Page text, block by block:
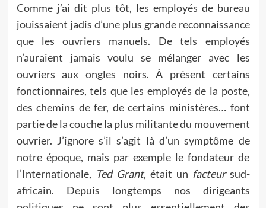
Comme j’ai dit plus tôt, les employés de bureau
jouissaient jadis d’une plus grande reconnaissance
que les ouvriers manuels. De tels employés
n’auraient jamais voulu se mélanger avec les
ouvriers aux ongles noirs. À présent certains
fonctionnaires, tels que les employés de la poste,
des chemins de fer, de certains ministères… font
partie de la couche la plus militante du mouvement
ouvrier. J’ignore s’il s’agit là d’un symptôme de
notre époque, mais par exemple le fondateur de
l’Internationale, Ted Grant, était un facteursud-
africain. Depuis longtemps nos dirigeants